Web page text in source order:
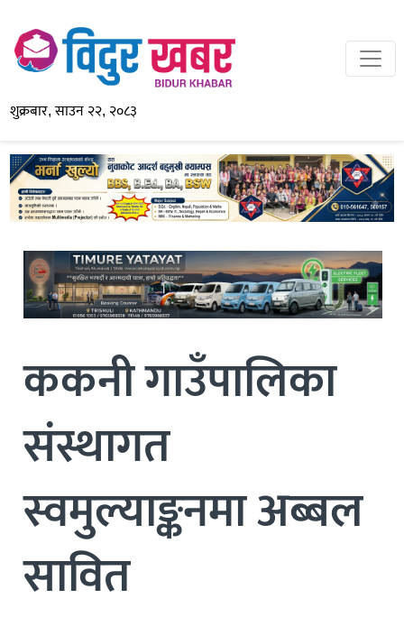
शुक्रबार, साउन २२, २०८३
ककनी गाउँपालिका
संस्थागत
स्वमुल्याङ्कनमा अब्बल
सावित